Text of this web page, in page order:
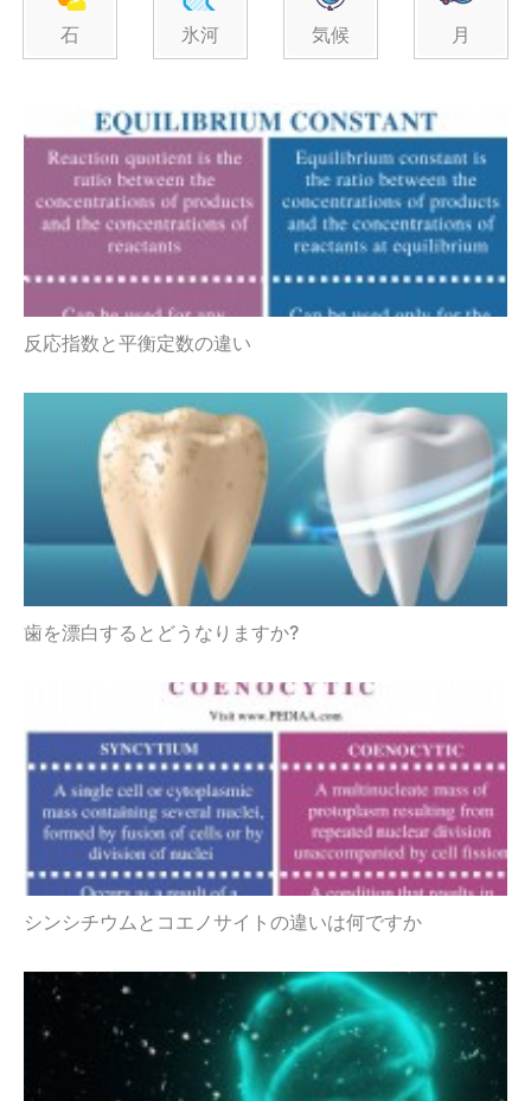
石 氷河 気候 月
反応指数と平衡定数の違い
歯を漂白するとどうなりますか?
シンシチウムとコエノサイトの違いは何ですか